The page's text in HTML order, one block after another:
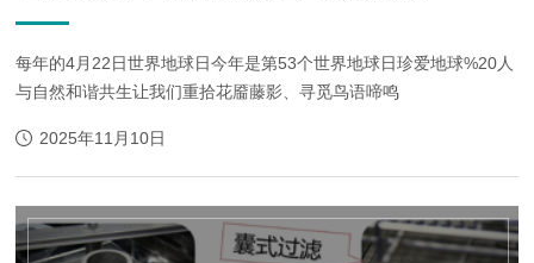
每年的4月22日世界地球日今年是第53个世界地球日珍爱地球%20人
与自然和谐共生让我们重拾花靥藤影、寻觅鸟语啼鸣
2025年11月10日